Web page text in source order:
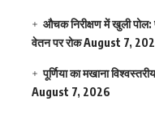
औचक निरीक्षण में खुली पोल:
वेतन पर रोकAugust 7,
पूर्णिया का मखाना
August 7, 2026